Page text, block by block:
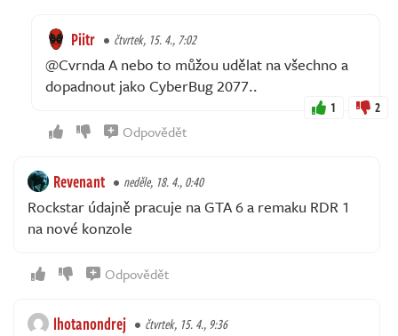
Piitr čtvrtek, 15. 4., 7:02
@Cvrnda A nebo to můžou udělat na všechno a
dopadnout jako CyberBug 2077..
1 2
Odpovědět
Revenant neděle, 18. 4., 0:40
Rockstar údajně pracuje na GTA 6 a remaku RDR 1
na nové konzole
Odpovědět
lhotanondrej čtvrtek, 15. 4., 9:36